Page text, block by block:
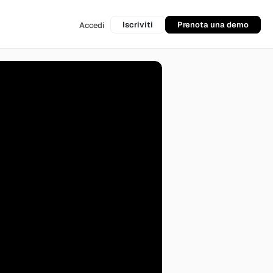
Accedi Iscriviti Prenota una demo